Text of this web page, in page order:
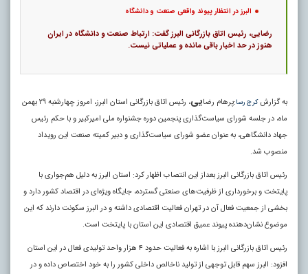
البرز در انتظار پیوند واقعی صنعت و دانشگاه
رضایی، رئیس اتاق بازرگانی البرز گفت: ارتباط صنعت و دانشگاه در ایران
هنوز در حد اخبار باقی مانده و عملیاتی نیست.
به گزارشکرج رسا:پرهام رضایی
، رئیس اتاق بازرگانی استان البرز، امروز چهارشنبه ۲۹ بهمن
ماه، در جلسه شورای سیاست‌گذاری پنجمین دوره جشنواره ملی امیرکبیر و با حکم رئیس
جهاد دانشگاهی، به عنوان عضو شورای سیاست‌گذاری و دبیر کمیته صنعت این رویداد
منصوب شد.
رئیس اتاق بازرگانی البرز بعداز این انتصاب اظهار کرد: استان البرز به دلیل هم‌جواری با
پایتخت و برخورداری از ظرفیت‌های صنعتی گسترده، جایگاه ویژه‌ای در اقتصاد کشور دارد و
بخشی از جمعیت فعال آن در تهران فعالیت اقتصادی داشته و در البرز سکونت دارند که این
موضوع نشان‌دهنده پیوند عمیق اقتصادی این استان با پایتخت است.
رئیس اتاق بازرگانی البرز با اشاره به فعالیت حدود ۴ هزار واحد تولیدی فعال در این استان
افزود: البرز سهم قابل توجهی از تولید ناخالص داخلی کشور را به خود اختصاص داده و در